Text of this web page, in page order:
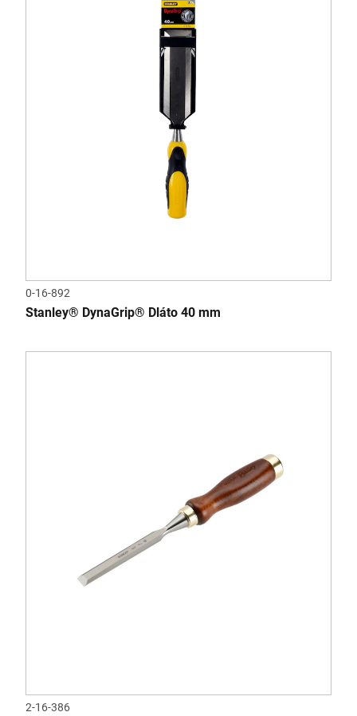
0-16-892
Stanley® DynaGrip® Dláto 40 mm
2-16-386